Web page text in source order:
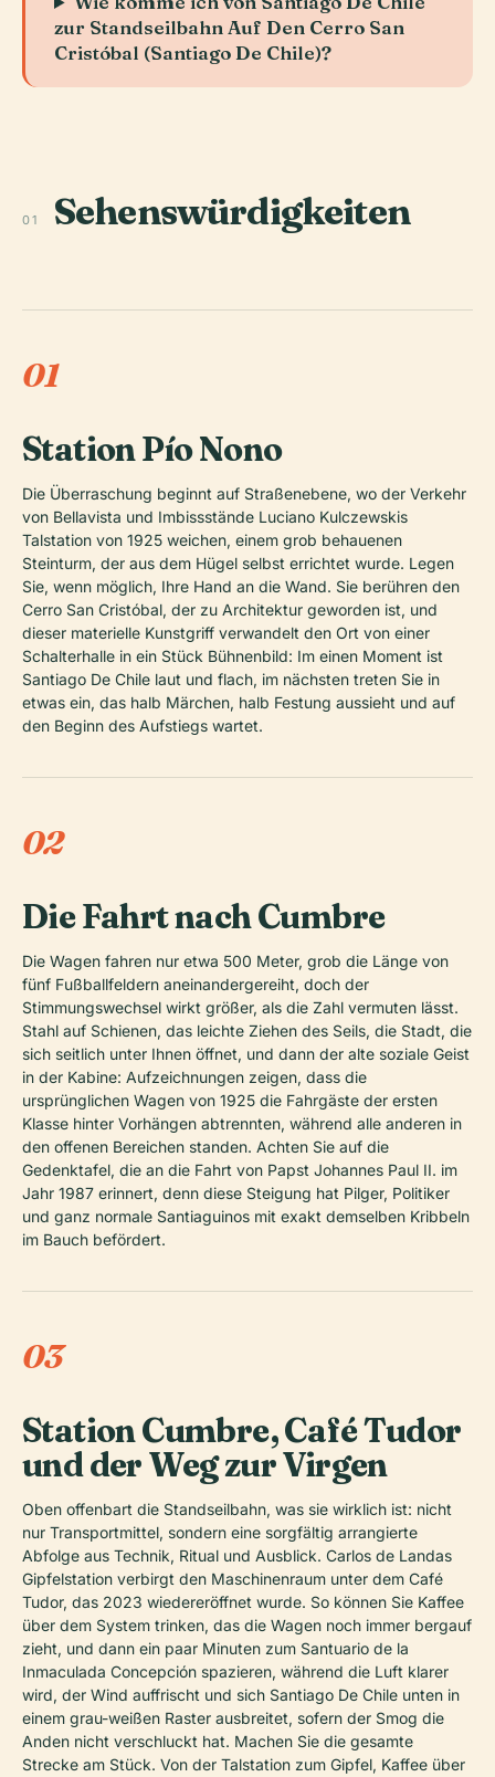
zur Standseilbahn Auf Den Cerro San
Cristóbal (Santiago De Chile)?
01 Sehenswürdigkeiten
01
Station Pío Nono
Die Überraschung beginnt auf Straßenebene, wo der Verkehr
von Bellavista und Imbissstände Luciano Kulczewskis
Talstation von 1925 weichen, einem grob behauenen
Steinturm, der aus dem Hügel selbst errichtet wurde. Legen
Sie, wenn möglich, Ihre Hand an die Wand. Sie berühren den
Cerro San Cristóbal, der zu Architektur geworden ist, und
dieser materielle Kunstgriff verwandelt den Ort von einer
Schalterhalle in ein Stück Bühnenbild: Im einen Moment ist
Santiago De Chile laut und flach, im nächsten treten Sie in
etwas ein, das halb Märchen, halb Festung aussieht und auf
den Beginn des Aufstiegs wartet.
02
Die Fahrt nach Cumbre
Die Wagen fahren nur etwa 500 Meter, grob die Länge von
fünf Fußballfeldern aneinandergereiht, doch der
Stimmungswechsel wirkt größer, als die Zahl vermuten lässt.
Stahl auf Schienen, das leichte Ziehen des Seils, die Stadt, die
sich seitlich unter Ihnen öffnet, und dann der alte soziale Geist
in der Kabine: Aufzeichnungen zeigen, dass die
ursprünglichen Wagen von 1925 die Fahrgäste der ersten
Klasse hinter Vorhängen abtrennten, während alle anderen in
den offenen Bereichen standen. Achten Sie auf die
Gedenktafel, die an die Fahrt von Papst Johannes Paul II. im
Jahr 1987 erinnert, denn diese Steigung hat Pilger, Politiker
und ganz normale Santiaguinos mit exakt demselben Kribbeln
im Bauch befördert.
03
Station Cumbre, Café Tudor
und der Weg zur Virgen
Oben offenbart die Standseilbahn, was sie wirklich ist: nicht
nur Transportmittel, sondern eine sorgfältig arrangierte
Abfolge aus Technik, Ritual und Ausblick. Carlos de Landas
Gipfelstation verbirgt den Maschinenraum unter dem Café
Tudor, das 2023 wiedereröffnet wurde. So können Sie Kaffee
über dem System trinken, das die Wagen noch immer bergauf
zieht, und dann ein paar Minuten zum Santuario de la
Inmaculada Concepción spazieren, während die Luft klarer
wird, der Wind auffrischt und sich Santiago De Chile unten in
einem grau-weißen Raster ausbreitet, sofern der Smog die
Anden nicht verschluckt hat. Machen Sie die gesamte
Strecke am Stück. Von der Talstation zum Gipfel, Kaffee über